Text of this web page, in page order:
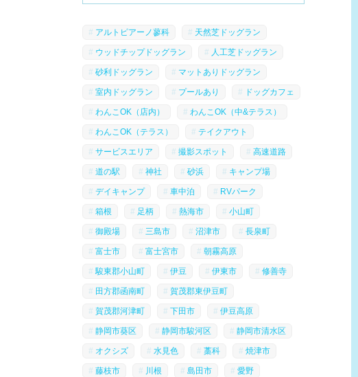
アルトピアーノ蓼科 天然芝ドッグラン
ウッドチップドッグラン 人工芝ドッグラン
砂利ドッグラン マットありドッグラン
室内ドッグラン プールあり ドッグカフェ
わんこOK（店内） わんこOK（中&テラス）
わんこOK（テラス） テイクアウト
サービスエリア 撮影スポット 高速道路
道の駅 神社 砂浜 キャンプ場
デイキャンプ 車中泊 RVパーク
箱根 足柄 熱海市 小山町
御殿場 三島市 沼津市 長泉町
富士市 富士宮市 朝霧高原
駿東郡小山町 伊豆 伊東市 修善寺
田方郡函南町 賀茂郡東伊豆町
賀茂郡河津町 下田市 伊豆高原
静岡市葵区 静岡市駿河区 静岡市清水区
オクシズ 水見色 藁科 焼津市
藤枝市 川根 島田市 愛野